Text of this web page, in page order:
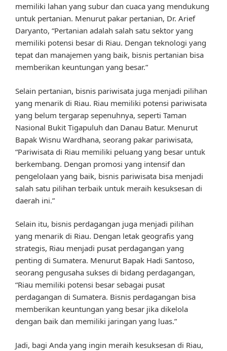
memiliki lahan yang subur dan cuaca yang mendukung
untuk pertanian. Menurut pakar pertanian, Dr. Arief
Daryanto, “Pertanian adalah salah satu sektor yang
memiliki potensi besar di Riau. Dengan teknologi yang
tepat dan manajemen yang baik, bisnis pertanian bisa
memberikan keuntungan yang besar.”
Selain pertanian, bisnis pariwisata juga menjadi pilihan
yang menarik di Riau. Riau memiliki potensi pariwisata
yang belum tergarap sepenuhnya, seperti Taman
Nasional Bukit Tigapuluh dan Danau Batur. Menurut
Bapak Wisnu Wardhana, seorang pakar pariwisata,
“Pariwisata di Riau memiliki peluang yang besar untuk
berkembang. Dengan promosi yang intensif dan
pengelolaan yang baik, bisnis pariwisata bisa menjadi
salah satu pilihan terbaik untuk meraih kesuksesan di
daerah ini.”
Selain itu, bisnis perdagangan juga menjadi pilihan
yang menarik di Riau. Dengan letak geografis yang
strategis, Riau menjadi pusat perdagangan yang
penting di Sumatera. Menurut Bapak Hadi Santoso,
seorang pengusaha sukses di bidang perdagangan,
“Riau memiliki potensi besar sebagai pusat
perdagangan di Sumatera. Bisnis perdagangan bisa
memberikan keuntungan yang besar jika dikelola
dengan baik dan memiliki jaringan yang luas.”
Jadi, bagi Anda yang ingin meraih kesuksesan di Riau,